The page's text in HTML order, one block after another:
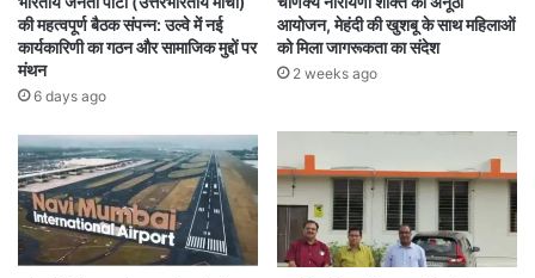
की महत्वपूर्ण बैठक संपन्न: उल्वे में नई
कार्यकारिणी का गठन और सामाजिक मुद्दों पर
मंथन
6 days ago
आयोजन, मेहंदी की खुशबू के साथ महिलाओं
को मिला जागरूकता का संदेश
2 weeks ago